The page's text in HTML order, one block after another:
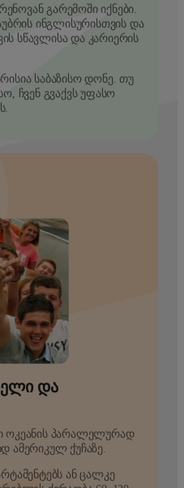
გარემოში იქნები.
ინგლისურისთვის და
სწავლისა და კარიერის
საბაზისო დონე. თუ
ჩვენ გვაქვს უფასო
ᲓᲐ
ოკეანის პარალელურად
ამერიკულ ქუჩაზე.
ან ცალკე